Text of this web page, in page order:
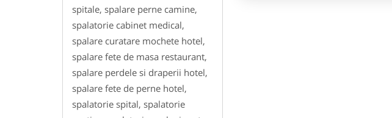
spitale, spalare perne camine,
spalatorie cabinet medical,
spalare curatare mochete hotel,
spalare fete de masa restaurant,
spalare perdele si draperii hotel,
spalare fete de perne hotel,
spalatorie spital, spalatorie